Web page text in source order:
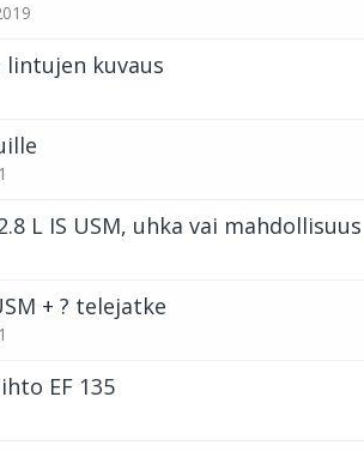
lintujen kuvaus
L IS USM, uhka vai mahdollisuus
+ ? telejatke
EF 135